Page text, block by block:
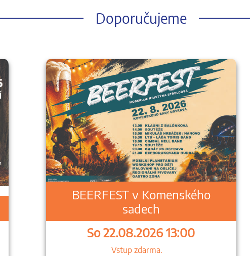
Doporučujeme
BEERFEST v Komenského
sadech
So 22.08.2026 13:00
Vstup zdarma.